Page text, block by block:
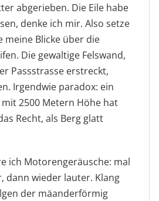
abgerieben. Die Eile habe
denke ich mir. Also setze
meine Blicke über die
Die gewaltige Felswand,
Passstrasse erstreckt,
Irgendwie paradox: ein
2500 Metern Höhe hat
Recht, als Berg glatt
ich Motorengeräusche: mal
dann wieder lauter. Klang
der mäanderförmig